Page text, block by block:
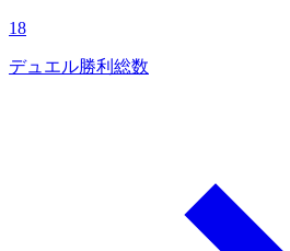
18
デュエル勝利総数